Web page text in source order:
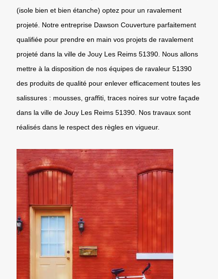
(isole bien et bien étanche) optez pour un ravalement
projeté. Notre entreprise Dawson Couverture parfaitement
qualifiée pour prendre en main vos projets de ravalement
projeté dans la ville de Jouy Les Reims 51390. Nous allons
mettre à la disposition de nos équipes de ravaleur 51390
des produits de qualité pour enlever efficacement toutes les
salissures : mousses, graffiti, traces noires sur votre façade
dans la ville de Jouy Les Reims 51390. Nos travaux sont
réalisés dans le respect des règles en vigueur.